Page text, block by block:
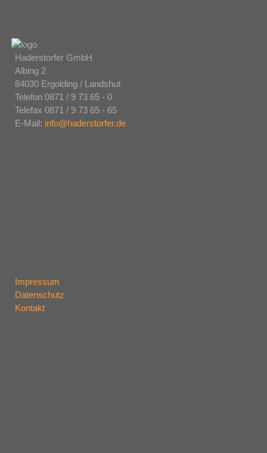
Haderstorfer GmbH
Albing 2
84030 Ergolding / Landshut
Telefon 0871 / 9 73 65 - 0
Telefax 0871 / 9 73 65 - 65
E-Mail: info@haderstorfer.de
Impressum
Datenschutz
Kontakt